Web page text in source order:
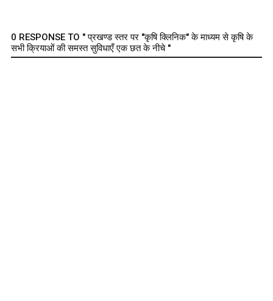
0 RESPONSE TO " प्रखण्ड स्तर पर "कृषि क्लिनिक" के माध्यम से कृषि के
सभी क्रियाओं की समस्त सुविधाएँ एक छत के नीचे "